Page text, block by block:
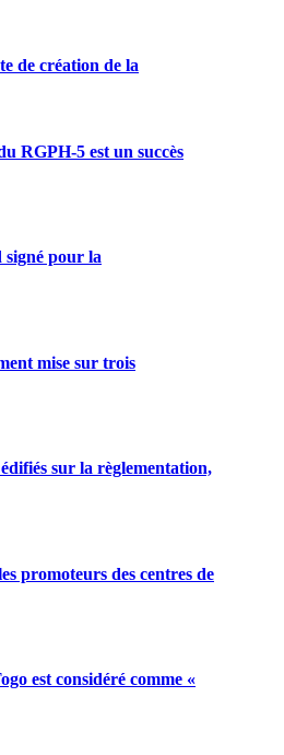
de création de la
RGPH-5 est un succès
signé pour la
mise sur trois
sur la règlementation,
promoteurs des centres de
est considéré comme «